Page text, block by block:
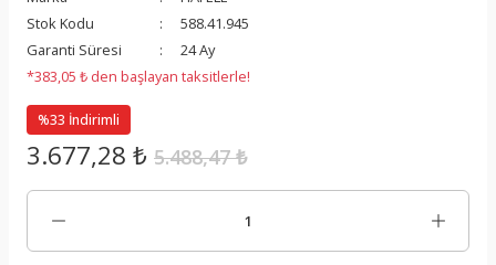
Stok Kodu
588.41.945
Garanti Süresi
24 Ay
*383,05 ₺ den başlayan taksitlerle!
%33 İndirimli
3.677,28 ₺ 5.488,47 ₺